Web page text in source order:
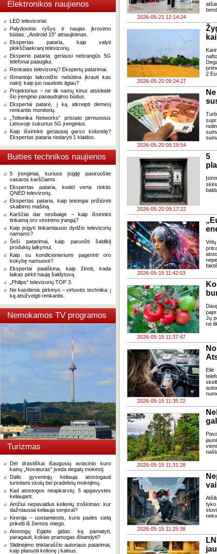
Elektronikos naujienos
LED televizoriai.
Palydovinis ryšys ir naujas įkrovimo
būdas: „Android 15“ atnaujinimas.
Ekspertas pataria, kaip valyti
plokščiaekranį televizorių.
Ekspertė pataria: geriausi nebrangūs 5G
telefonai paaugliui.
Renkatės televizorių? Ekspertų patarimai.
Išmaniojo laikrodžio nebūtina įkrauti kas
naktį: kaip juo naudotis ilgiau?
Projektorius – ne tik namų kinui: atskleidė
šio įrenginio panaudojimo būdus.
Ekspertai patarė, į ką atkreipti dėmesį
renkantis monitorių.
„Teltonika Networks“ pristato pirmuosius
Lietuvoje sukurtus 5G įrenginius.
Kaip išsirinkti geriausią garso kolonėlę?
Ekspertas pataria nedaryti 1 klaidos.
Buities technikos naujienos
5 įrenginiai, kuriuos įsigiję pasiruošite
vasaros karščiams.
Ekspertas pataria, kodėl verta rinktis
QNED televizorių.
Ekspertas pataria, kaip teisingai prižiūrėti
skalbimo mašiną.
Karščiai dar nesibaigė – kaip išsirinkti
tinkamą oro vėsinimo įrangą?
Kaip įsigyti tinkamiausio dydžio televizorių
namams?
Šeši patarimai, kaip paruošti šaldiklį
produktų laikymui.
Kaip su kondicionieriumi pagerinti oro
kokybę namuose?
Ekspertai paaiškina, kaip žinoti, kada
laikas pirkti naują šaldytuvą.
„Philips“ televizorių TOP 3.
Ne kasdienis pirkinys – virtuvės technika: į
ką atsižvelgti renkantis.
Nemokamos TV programos
Turizmas
Dėl drastiškai išaugusių aviacinio kuro
kainų „Novaturas“ įveda degalų mokestį.
Dalis gyventojų keliauja atostogauti
turėdami skolų bei pradelstų mokėjimų.
Kad atostogos neapkarstų: 5 apgavystės
keliaujant.
Amžiui nepavaldus kelionių troškimas: kur
dažniausiai keliauja senjorai?
Kirenija – uostamiestis, kuris padės sielą
prikelti iš žiemos miego.
Atostogų Egipte gidas: ką pamatyti,
paragauti, kokias pramogas išbandyti?
Slidinėjimo tinklaraščio autoriaus patarimai,
kaip planuoti kelionę į kalnus.
2026-05-21 12:14:24
2026-05-20 09:24:27
2
2026-05-20 09:19:54
2026-05-20 09:17:22
5
2026-05-15 11:42:03
2026-05-15 11:37:47
Jų
ne
2026-05-15 11:35:22
Eilė
2026-05-15 11:31:28
2026-05-15 11:25:38
tyko